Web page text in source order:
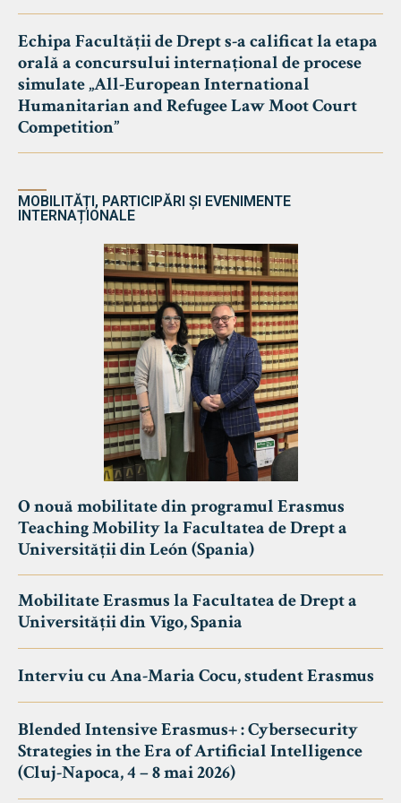
Echipa Facultății de Drept s-a calificat la etapa
orală a concursului internațional de procese
simulate „All-European International
Humanitarian and Refugee Law Moot Court
Competition”
MOBILITĂȚI, PARTICIPĂRI ȘI EVENIMENTE
INTERNAȚIONALE
O nouă mobilitate din programul Erasmus
Teaching Mobility la Facultatea de Drept a
Universității din León (Spania)
Mobilitate Erasmus la Facultatea de Drept a
Universității din Vigo, Spania
Interviu cu Ana-Maria Cocu, student Erasmus
Blended Intensive Erasmus+ : Cybersecurity
Strategies in the Era of Artificial Intelligence
(Cluj-Napoca, 4 – 8 mai 2026)